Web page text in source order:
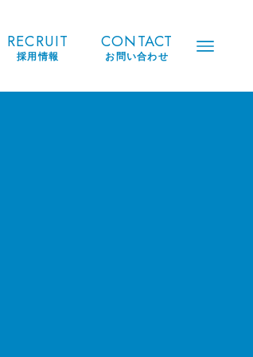
RECRUIT
採用情報
CONTACT
お問い合わせ